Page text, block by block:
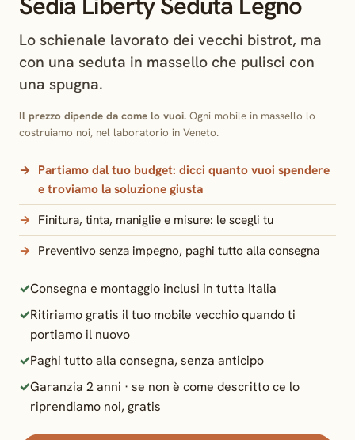
Lo schienale lavorato dei vecchi bistrot, ma
con una seduta in massello che pulisci con
una spugna.
Il prezzo dipende da come lo vuoi. Ogni mobile in massello lo
costruiamo noi, nel laboratorio in Veneto.
Partiamo dal tuo budget: dicci quanto vuoi spendere
e troviamo la soluzione giusta
Finitura, tinta, maniglie e misure: le scegli tu
Preventivo senza impegno, paghi tutto alla consegna
Consegna e montaggio inclusi in tutta Italia
Ritiriamo gratis il tuo mobile vecchio quando ti
portiamo il nuovo
Paghi tutto alla consegna, senza anticipo
Garanzia 2 anni · se non è come descritto ce lo
riprendiamo noi, gratis